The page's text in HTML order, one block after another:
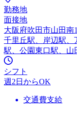
勤務地
面接地
大阪府吹田市山田南
千里丘駅、岸辺駅、
駅、公園東口駅、山
シフト
週2日からOK
交通費支給